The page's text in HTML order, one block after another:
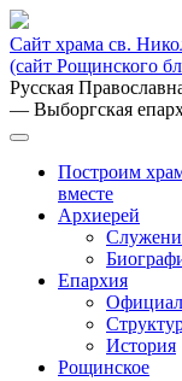
Сайт храма св.
(сайт Рощинского
Русская
— Выборгская
Построим
вместе
Архиерей
Епархия
История
Рощинское